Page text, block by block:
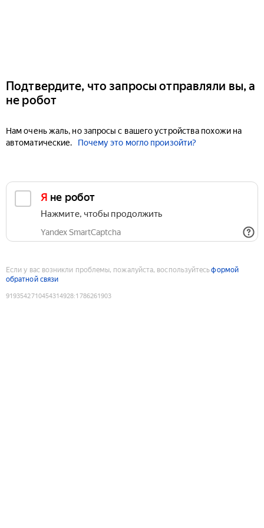
Подтвердите, что запросы отправляли вы, а
не робот
Нам очень жаль, но запросы с вашего устройства похожи на
автоматические.
Почему это могло произойти?
Я не робот
Нажмите, чтобы продолжить
Yandex SmartCaptcha
Если у вас возникли проблемы, пожалуйста, воспользуйтесьформой
обратной связи
9193542710454314928:1786261903